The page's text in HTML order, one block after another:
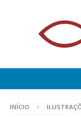
INÍCIO